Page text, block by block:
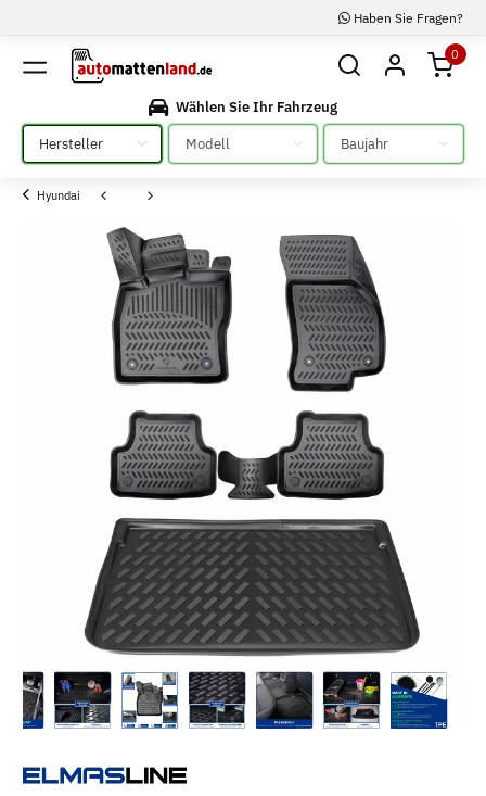
Haben Sie Fragen?
0
Wählen Sie Ihr Fahrzeug
Bitte auswählen
Bitte auswählen Bitte auswählen
Hyundai